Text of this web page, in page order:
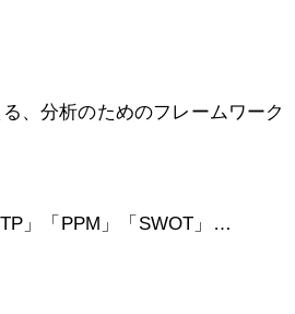
、分析のためのフレームワーク
」「PPM」「SWOT」…